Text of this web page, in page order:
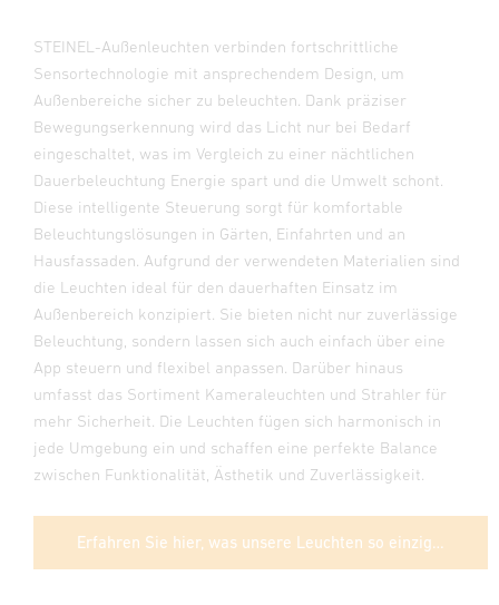
STEINEL-Außenleuchten verbinden fortschrittliche
Sensortechnologie mit ansprechendem Design, um
Außenbereiche sicher zu beleuchten. Dank präziser
Bewegungserkennung wird das Licht nur bei Bedarf
eingeschaltet, was im Vergleich zu einer nächtlichen
Dauerbeleuchtung Energie spart und die Umwelt schont.
Diese intelligente Steuerung sorgt für komfortable
Beleuchtungslösungen in Gärten, Einfahrten und an
Hausfassaden. Aufgrund der verwendeten Materialien sind
die Leuchten ideal für den dauerhaften Einsatz im
Außenbereich konzipiert. Sie bieten nicht nur zuverlässige
Beleuchtung, sondern lassen sich auch einfach über eine
App steuern und flexibel anpassen. Darüber hinaus
umfasst das Sortiment Kameraleuchten und Strahler für
mehr Sicherheit. Die Leuchten fügen sich harmonisch in
jede Umgebung ein und schaffen eine perfekte Balance
zwischen Funktionalität, Ästhetik und Zuverlässigkeit.
Erfahren Sie hier, was unsere Leuchten so einzigartig macht